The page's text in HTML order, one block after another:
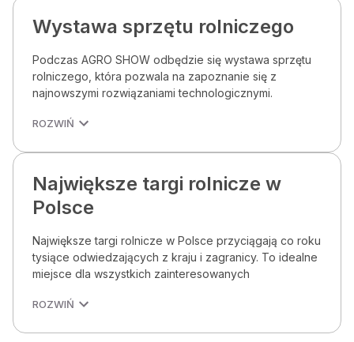
Wystawa sprzętu rolniczego
Podczas AGRO SHOW odbędzie się wystawa sprzętu
rolniczego, która pozwala na zapoznanie się z
najnowszymi rozwiązaniami technologicznymi.
ROZWIŃ
Największe targi rolnicze w
Polsce
Największe targi rolnicze w Polsce przyciągają co roku
tysiące odwiedzających z kraju i zagranicy. To idealne
miejsce dla wszystkich zainteresowanych
ROZWIŃ